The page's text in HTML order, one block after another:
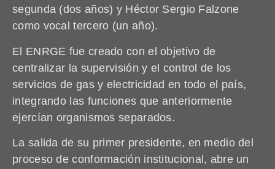
segunda (dos años) y Héctor Sergio Falzone
como vocal tercero (un año).
El ENRGE fue creado con el objetivo de
centralizar la supervisión y el control de los
servicios de gas y electricidad en todo el país,
integrando las funciones que anteriormente
ejercían organismos separados.
La salida de su primer presidente, en medio del
proceso de conformación institucional, abre un